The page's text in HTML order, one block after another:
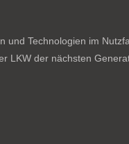
Technologien im
LKW der nächsten